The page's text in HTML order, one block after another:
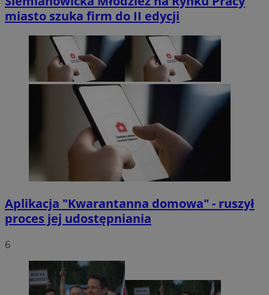
miasto szuka firm do II edycji
Aplikacja "Kwarantanna domowa" - ruszył
proces jej udostępniania
6